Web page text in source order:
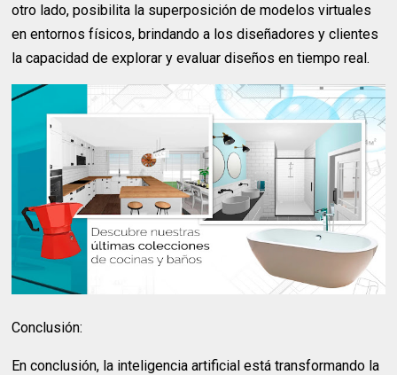
otro lado, posibilita la superposición de modelos virtuales
en entornos físicos, brindando a los diseñadores y clientes
la capacidad de explorar y evaluar diseños en tiempo real.
Conclusión:
En conclusión, la inteligencia artificial está transformando la